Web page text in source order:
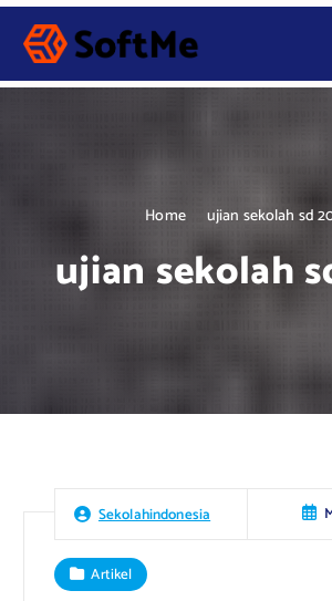
S
p
Home ujian sekolah sd
ujian sekolah
Sekolahindonesia
Artikel